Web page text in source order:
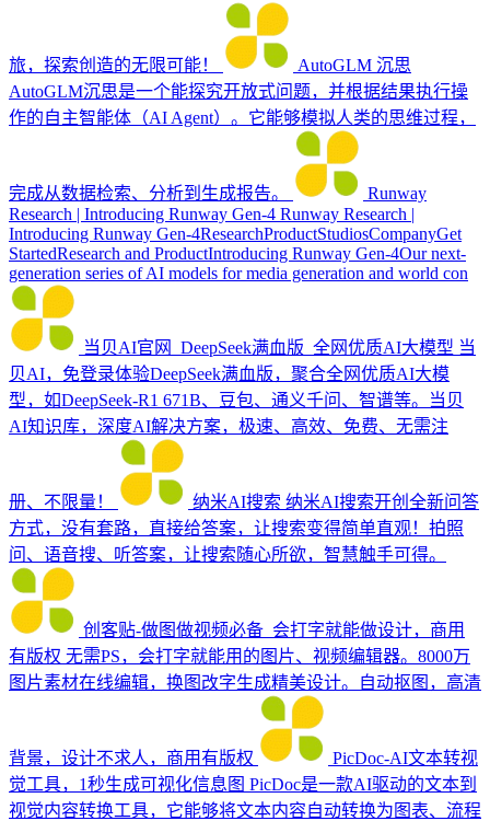
旅，探索创造的无限可能！
AutoGLM 沉思
AutoGLM沉思是一个能探究开放式问题，并根据结果执行操
作的自主智能体（AI Agent）。它能够模拟人类的思维过程，
完成从数据检索、分析到生成报告。
Runway
Research | Introducing Runway Gen-4 Runway Research |
Introducing Runway Gen-4ResearchProductStudiosCompanyGet
StartedResearch and ProductIntroducing Runway Gen-4Our next-
generation series of AI models for media generation and world con
当贝AI官网_DeepSeek满血版_全网优质AI大模型 当
贝AI，免登录体验DeepSeek满血版，聚合全网优质AI大模
型，如DeepSeek-R1 671B、豆包、通义千问、智谱等。当贝
AI知识库，深度AI解决方案，极速、高效、免费、无需注
册、不限量！ 纳米AI搜索 纳米AI搜索开创全新问答
方式，没有套路，直接给答案，让搜索变得简单直观！拍照
问、语音搜、听答案，让搜索随心所欲，智慧触手可得。
创客贴-做图做视频必备_会打字就能做设计，商用
有版权 无需PS，会打字就能用的图片、视频编辑器。8000万
图片素材在线编辑，换图改字生成精美设计。自动抠图，高清
背景，设计不求人，商用有版权
PicDoc-AI文本转视
觉工具，1秒生成可视化信息图 PicDoc是一款AI驱动的文本到
视觉内容转换工具，它能够将文本内容自动转换为图表、流程